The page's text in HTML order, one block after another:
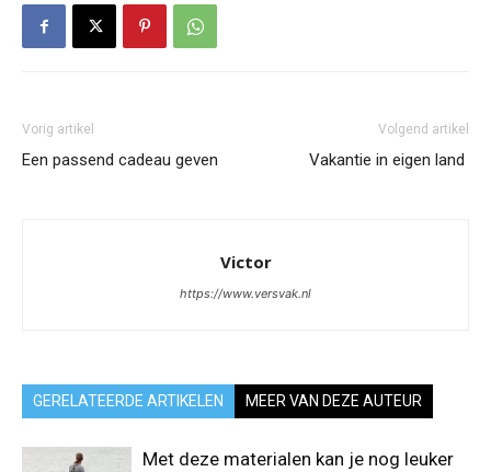
Vorig artikel
Een passend cadeau geven
Volgend artikel
Vakantie in eigen land
Victor
https://www.versvak.nl
GERELATEERDE ARTIKELEN MEER VAN DEZE AUTEUR
Met deze materialen kan je nog leuker